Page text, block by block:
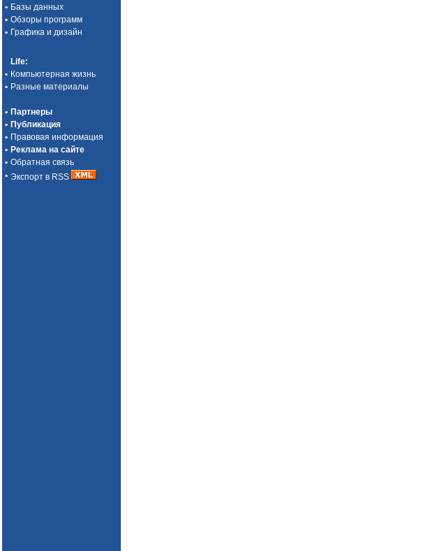
• Базы данных
• Обзоры программ
• Графика и дизайн
Life:
• Компьютерная жизнь
• Разные материалы
• Партнеры
• Публикация
• Правовая информация
• Реклама на сайте
• Обратная связь
• Экспорт в RSS